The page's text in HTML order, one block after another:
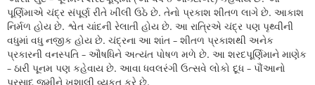
પૂર્ણિમાએ ચંદ્ર સંપૂર્ણ રીતે ખીલી ઉઠે છે. તેનો પ્રકાશ શીતળ લાગે છે. આકાશ
નિર્મળ હોય છે. શ્વેત ચાંદની રેલાતી હોય છે. આ રાત્રિએ ચંદ્ર પણ પૃથ્વીની
વધુમાં વધુ નજીક હોય છે. ચંદ્રના આ શાંત - શીતળ પ્રકાશથી અનેક
પ્રકારની વનસ્પતિ - ઔષધિને અત્યંત પોષળ મળે છે. આ શરદપૂર્ણિમાને માણેક
- ઠારી પૂનમ પણ કહેવાય છે. આવા ધવલરંગી ઉત્સવે લોકો દૂધ - પૌંઆનો